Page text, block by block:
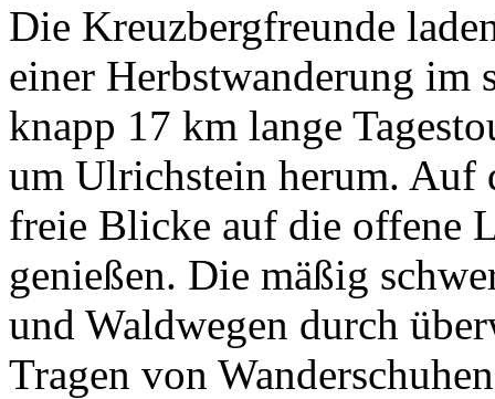
Die Kreuzbergfreunde
einer Herbstwanderung im
knapp 17 km lange
um Ulrichstein herum. Auf
freie Blicke auf die offene
genießen. Die mäßig
und Waldwegen durch
Tragen von